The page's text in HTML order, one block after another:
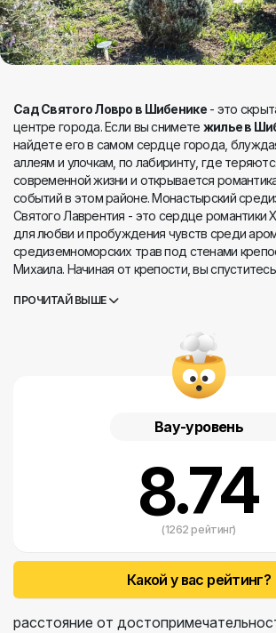
Сад Святого Ловро в Шибенике- это
центре города. Если вы снимете жилье в
найдете его в самом сердце города,
аллеям и улочкам, по лабиринту, где
современной жизни и открывается
событий в этом районе. Монастырский
Святого Лаврентия - это сердце романтики
для любви и пробуждения чувств среди
средиземноморских трав под стенами
Михаила. Начиная от крепости, вы
каждый шаг будет наполнен сладким
святого Лаврентия - это часть монастыря,
в 2007 году и заново оформленная, чтобы
очаровательным кафе у входа. Терраса
посадками местных трав и лекарственных
Шибеника, почти невозможно представить,
закрывающими вид, скрываются пышные
Святого Ловро в Шибенике - единственный в
Хорватии, достопримечательность, которая
оставляет равнодушным.
Сад Святого Ловро в Шибенике.
ПРОЧИТАЙ ВЫШЕ
Вау-уровень
8.74
(1262 рейтинг)
Какой у вас рейтинг?
расстояние от